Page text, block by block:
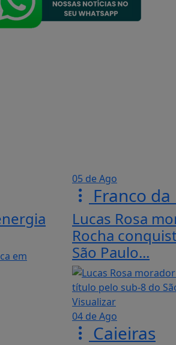
05 de Ago
Franco da
Lucas Rosa
Rocha
São Paulo...
Visualizar
04 de Ago
Caieiras